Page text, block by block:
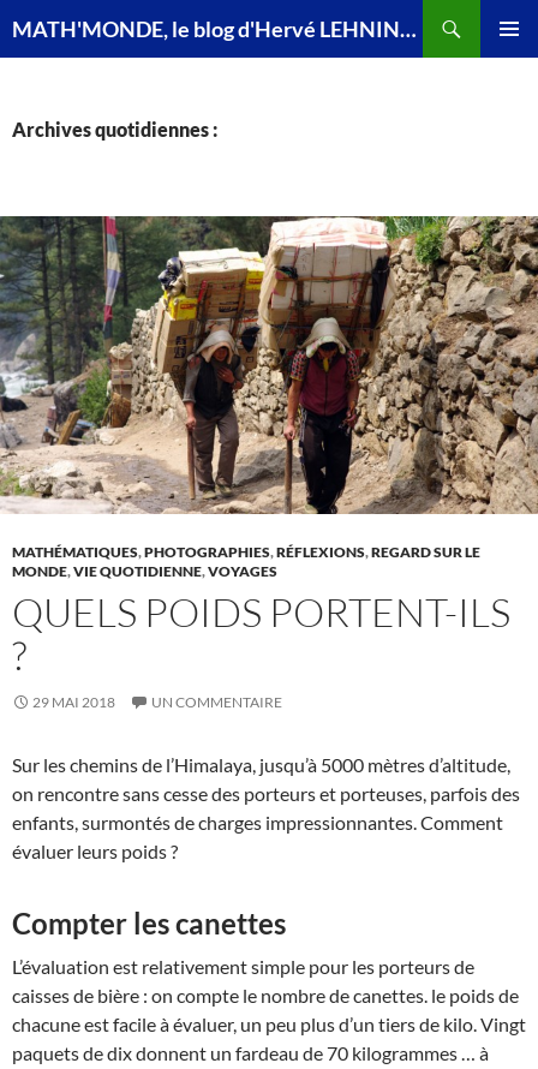
MATH'MONDE, le blog d'Hervé LEHNING, agrégé de mathématiques
Archives quotidiennes :
MATHÉMATIQUES,PHOTOGRAPHIES,RÉFLEXIONS,REGARD SUR LE
MONDE,VIE QUOTIDIENNE,VOYAGES
QUELS POIDS PORTENT-ILS
?
29 MAI 2018 UN COMMENTAIRE
Sur les chemins de l’Himalaya, jusqu’à 5000 mètres d’altitude,
on rencontre sans cesse des porteurs et porteuses, parfois des
enfants, surmontés de charges impressionnantes. Comment
évaluer leurs poids ?
Compter les canettes
L’évaluation est relativement simple pour les porteurs de
caisses de bière : on compte le nombre de canettes. le poids de
chacune est facile à évaluer, un peu plus d’un tiers de kilo. Vingt
paquets de dix donnent un fardeau de 70 kilogrammes … à